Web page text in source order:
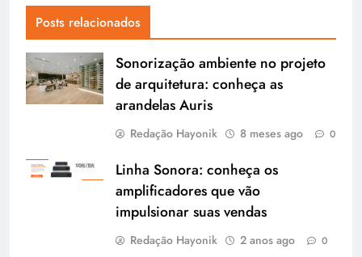
Posts relacionados
Sonorização ambiente no projeto
de arquitetura: conheça as
arandelas Auris
Redação Hayonik 8 meses ago 0
Linha Sonora: conheça os
amplificadores que vão
impulsionar suas vendas
Redação Hayonik 2 anos ago 0